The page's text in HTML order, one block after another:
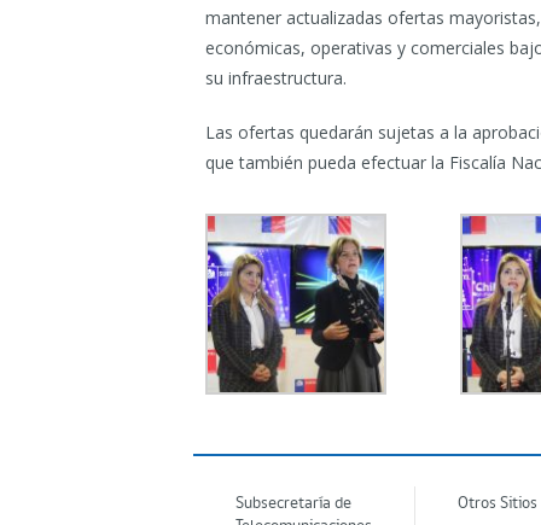
mantener actualizadas ofertas
económicas, operativas y comerciales
su infraestructura.
Las ofertas quedarán sujetas a la
que también pueda efectuar la Fiscalía
Subsecretaría de
Otros